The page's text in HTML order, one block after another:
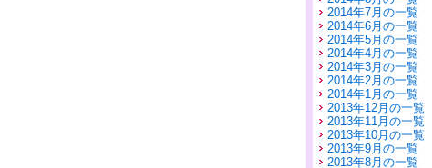
2014年7月の一覧
2014年6月の一覧
2014年5月の一覧
2014年4月の一覧
2014年3月の一覧
2014年2月の一覧
2014年1月の一覧
2013年12月の一覧
2013年11月の一覧
2013年10月の一覧
2013年9月の一覧
2013年8月の一覧